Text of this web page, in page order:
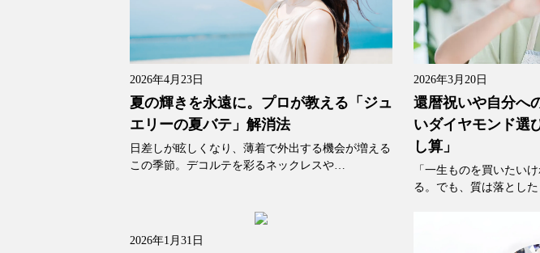
2026年4月23日
夏の輝きを永遠に。プロが教える「ジュ
エリーの夏バテ」解消法
日差しが眩しくなり、薄着で外出する機会が増える
この季節。デコルテを彩るネックレスや…
2026年3月20日
還暦祝いや自分へ
いダイヤモンド選
し算」
「一生ものを買いたい
る。でも、質は落とし
2026年1月31日